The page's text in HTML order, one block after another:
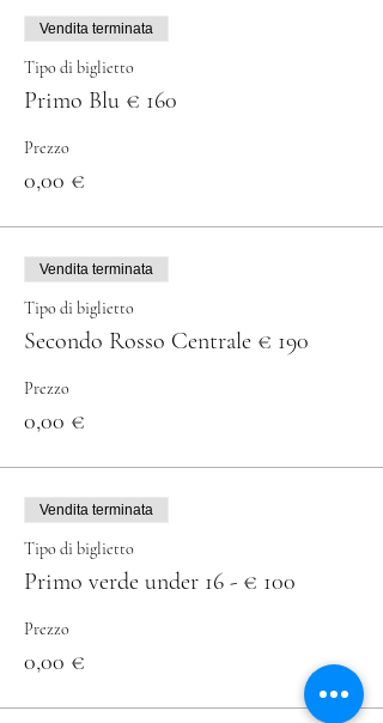
Vendita terminata
Tipo di biglietto
Primo Blu € 160
Prezzo
0,00 €
Vendita terminata
Tipo di biglietto
Secondo Rosso Centrale € 190
Prezzo
0,00 €
Vendita terminata
Tipo di biglietto
Primo verde under 16 - € 100
Prezzo
0,00 €